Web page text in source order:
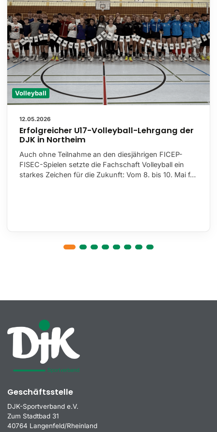
Volleyball
12.05.2026
Erfolgreicher U17-Volleyball-Lehrgang der
DJK in Northeim
Auch ohne Teilnahme an den diesjährigen FICEP-
FISEC-Spielen setzte die Fachschaft Volleyball ein
starkes Zeichen für die Zukunft: Vom 8. bis 10. Mai f…
Geschäftsstelle
DJK-Sportverband e.V.
Zum Stadtbad 31
40764 Langenfeld/Rheinland